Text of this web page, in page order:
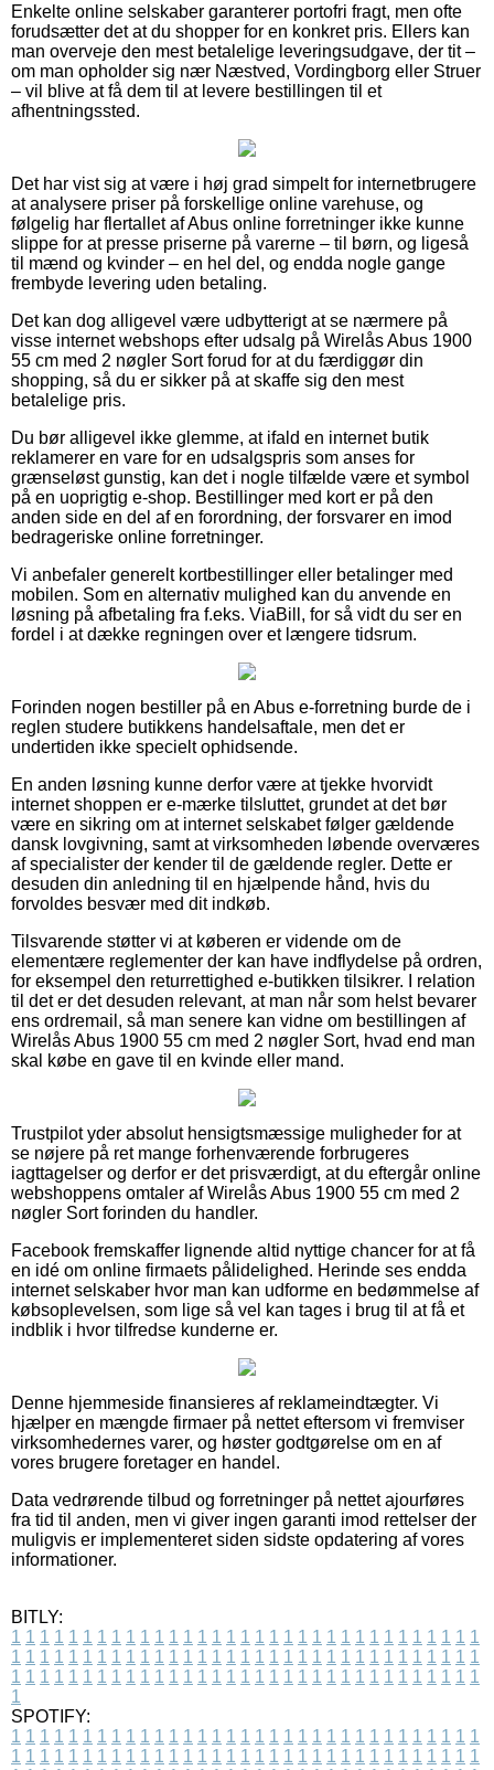
Enkelte online selskaber garanterer portofri fragt, men ofte
forudsætter det at du shopper for en konkret pris. Ellers kan
man overveje den mest betalelige leveringsudgave, der tit –
om man opholder sig nær Næstved, Vordingborg eller Struer
– vil blive at få dem til at levere bestillingen til et
afhentningssted.
Det har vist sig at være i høj grad simpelt for internetbrugere
at analysere priser på forskellige online varehuse, og
følgelig har flertallet af Abus online forretninger ikke kunne
slippe for at presse priserne på varerne – til børn, og ligeså
til mænd og kvinder – en hel del, og endda nogle gange
frembyde levering uden betaling.
Det kan dog alligevel være udbytterigt at se nærmere på
visse internet webshops efter udsalg på Wirelås Abus 1900
55 cm med 2 nøgler Sort forud for at du færdiggør din
shopping, så du er sikker på at skaffe sig den mest
betalelige pris.
Du bør alligevel ikke glemme, at ifald en internet butik
reklamerer en vare for en udsalgspris som anses for
grænseløst gunstig, kan det i nogle tilfælde være et symbol
på en uoprigtig e-shop. Bestillinger med kort er på den
anden side en del af en forordning, der forsvarer en imod
bedrageriske online forretninger.
Vi anbefaler generelt kortbestillinger eller betalinger med
mobilen. Som en alternativ mulighed kan du anvende en
løsning på afbetaling fra f.eks. ViaBill, for så vidt du ser en
fordel i at dække regningen over et længere tidsrum.
Forinden nogen bestiller på en Abus e-forretning burde de i
reglen studere butikkens handelsaftale, men det er
undertiden ikke specielt ophidsende.
En anden løsning kunne derfor være at tjekke hvorvidt
internet shoppen er e-mærke tilsluttet, grundet at det bør
være en sikring om at internet selskabet følger gældende
dansk lovgivning, samt at virksomheden løbende overværes
af specialister der kender til de gældende regler. Dette er
desuden din anledning til en hjælpende hånd, hvis du
forvoldes besvær med dit indkøb.
Tilsvarende støtter vi at køberen er vidende om de
elementære reglementer der kan have indflydelse på ordren,
for eksempel den returrettighed e-butikken tilsikrer. I relation
til det er det desuden relevant, at man når som helst bevarer
ens ordremail, så man senere kan vidne om bestillingen af
Wirelås Abus 1900 55 cm med 2 nøgler Sort, hvad end man
skal købe en gave til en kvinde eller mand.
Trustpilot yder absolut hensigtsmæssige muligheder for at
se nøjere på ret mange forhenværende forbrugeres
iagttagelser og derfor er det prisværdigt, at du eftergår online
webshoppens omtaler af Wirelås Abus 1900 55 cm med 2
nøgler Sort forinden du handler.
Facebook fremskaffer lignende altid nyttige chancer for at få
en idé om online firmaets pålidelighed. Herinde ses endda
internet selskaber hvor man kan udforme en bedømmelse af
købsoplevelsen, som lige så vel kan tages i brug til at få et
indblik i hvor tilfredse kunderne er.
Denne hjemmeside finansieres af reklameindtægter. Vi
hjælper en mængde firmaer på nettet eftersom vi fremviser
virksomhedernes varer, og høster godtgørelse om en af
vores brugere foretager en handel.
Data vedrørende tilbud og forretninger på nettet ajourføres
fra tid til anden, men vi giver ingen garanti imod rettelser der
muligvis er implementeret siden sidste opdatering af vores
informationer.
BITLY:
1 1 1 1 1 1 1 1 1 1 1 1 1 1 1 1 1 1 1 1 1 1 1 1 1 1 1 1 1 1 1 1 1
1 1 1 1 1 1 1 1 1 1 1 1 1 1 1 1 1 1 1 1 1 1 1 1 1 1 1 1 1 1 1 1 1
1 1 1 1 1 1 1 1 1 1 1 1 1 1 1 1 1 1 1 1 1 1 1 1 1 1 1 1 1 1 1 1 1
1
SPOTIFY:
1 1 1 1 1 1 1 1 1 1 1 1 1 1 1 1 1 1 1 1 1 1 1 1 1 1 1 1 1 1 1 1 1
1 1 1 1 1 1 1 1 1 1 1 1 1 1 1 1 1 1 1 1 1 1 1 1 1 1 1 1 1 1 1 1 1